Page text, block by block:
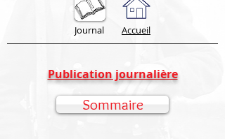
Journal Accueil
Publication journalière
Sommaire